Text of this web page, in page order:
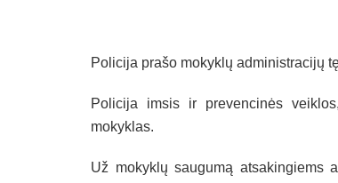
Policija prašo mokyklų administracijų
Policija imsis ir prevencinės
mokyklas.
Už mokyklų saugumą atsakingiems